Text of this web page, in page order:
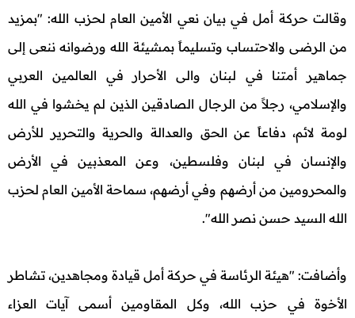
وقالت حركة أمل في بيان نعي الأمين العام لحزب الله: "بمزيد
من الرضى والاحتساب وتسليماً بمشيئة الله ورضوانه ننعى إلى
جماهير أمتنا في لبنان والى الأحرار في العالمين العربي
والإسلامي، رجلاً من الرجال الصادقين الذين لم يخشوا في الله
لومة لائم، دفاعاً عن الحق والعدالة والحرية والتحرير للأرض
والإنسان في لبنان وفلسطين، وعن المعذبين في الأرض
والمحرومين من أرضهم وفي أرضهم، سماحة الأمين العام لحزب
الله السيد حسن نصر الله".
وأضافت: "هيئة الرئاسة في حركة أمل قيادة ومجاهدين، تشاطر
الأخوة في حزب الله، وكل المقاومين أسمى آيات العزاء